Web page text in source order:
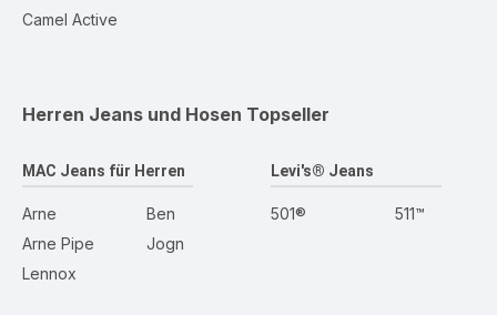
Camel Active
Herren Jeans und Hosen Topseller
MAC Jeans für Herren
Arne
Arne Pipe
Lennox
Ben
Jogn
Levi's® Jeans
501® 511™